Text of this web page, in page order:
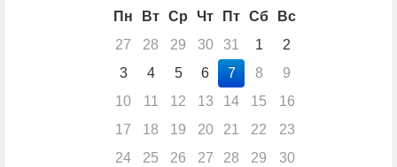
Пн
Вт Ср Чт Пт Сб
Вс
27
28 29 30 31 1
2
3
4 5 6 7 8
9
10
11 12 13 14 15
16
17
18 19 20 21 22
23
24
25 26 27 28 29 30